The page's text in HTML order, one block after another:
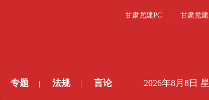
甘肃党建PC 甘肃党
专题 法规 言论 2026年8月8日